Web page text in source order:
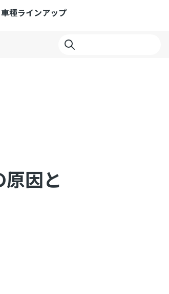
車種ラインアップ
因と